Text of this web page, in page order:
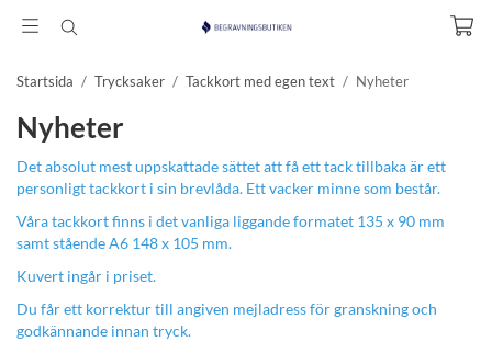
Startsida / Trycksaker / Tackkort med egen text / Nyheter
Nyheter
Det absolut mest uppskattade sättet att få ett tack tillbaka är ett
personligt tackkort i sin brevlåda. Ett vacker minne som består.
Våra tackkort finns i det vanliga liggande formatet 135 x 90 mm
samt stående A6 148 x 105 mm.
Kuvert ingår i priset.
Du får ett korrektur till angiven mejladress för granskning och
godkännande innan tryck.